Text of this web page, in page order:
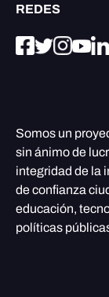
REDES
Somos un
sin ánimo de
integridad de la
de confianza
educación,
políticas